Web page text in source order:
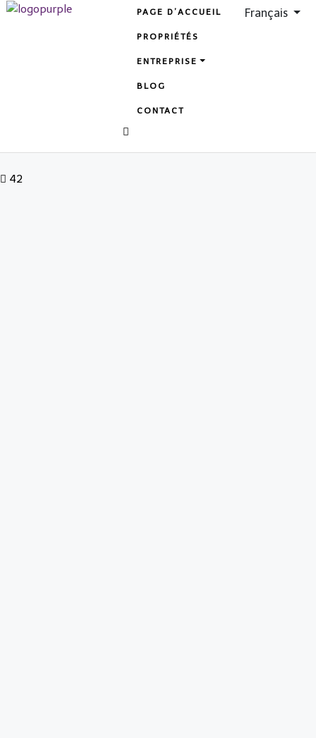
PAGE D’ACCUEIL
PROPRIÉTÉS
ENTREPRISE
BLOG
CONTACT
Français
42